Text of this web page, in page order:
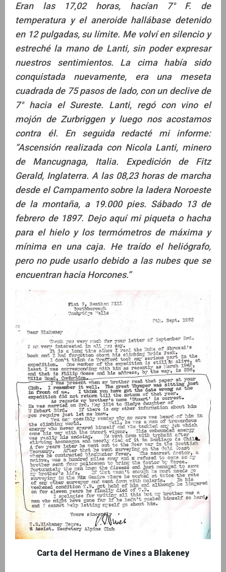
Eran las 17,02 horas, hacían 7° F. de
temperatura y el aneroide hallábase detenido
en 12 pulgadas, su límite. Me volví en silencio y
estreché la mano de Lanti, sin poder expresar
nuestros sentimientos. La cima había sido
conquistada nuevamente, era una meseta
cuadrada de 75 pasos de lado, con un declive de
7° hacia el Sureste. Lanti, regó con vino el
mojón de Zurbriggen y luego nos acostamos
contra él. En seguida redacté mi informe:
“Ascensión realizada con Nicola Lanti, minero
de Mancugnaga, Italia. Expedición de Fitz
Gerald, Inglaterra. A las 08,23 horas de marcha
desde el Campamento sobre la ladera Noroeste
de la montaña, a 19.000 pies. Sábado 13 de
febrero de 1897. Dejo aquí mi piqueta o hacha
para el hielo y los termómetros de máxima y
mínima en una caja. He traído el heliógrafo,
pero no pude usarlo debido a las nubes que se
encuentran hacia Horcones.”
Carta del Hermano de Vines a Blakeney